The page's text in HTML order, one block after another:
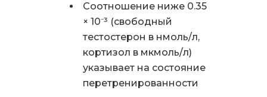
Соотношение ниже 0.35
× 10⁻³ (свободный
тестостерон в нмоль/л,
кортизол в мкмоль/л)
указывает на состояние
перетренированности